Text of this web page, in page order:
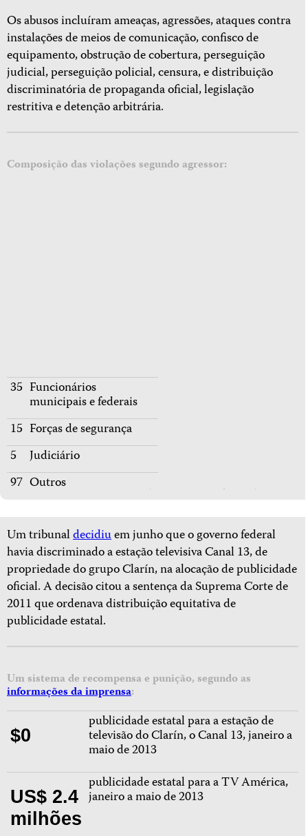
Os abusos incluíram ameaças, agressões, ataques contra
instalações de meios de comunicação, confisco de
equipamento, obstrução de cobertura, perseguição
judicial, perseguição policial, censura, e distribuição
discriminatória de propaganda oficial, legislação
restritiva e detenção arbitrária.
Composição das violações segundo agressor:
35 Funcionários
municipais e federais
15 Forças de segurança
5
Judiciário
97 Outros
Um tribunaldecidiuem junho que o governo federal
havia discriminado a estação televisiva Canal 13, de
propriedade do grupo Clarín, na alocação de publicidade
oficial. A decisão citou a sentença da Suprema Corte de
2011 que ordenava distribuição equitativa de
publicidade estatal.
Um sistema de recompensa e punição, segundo as
informações da imprensa:
$0
publicidade estatal para a estação de
televisão do Clarín, o Canal 13, janeiro a
maio de 2013
US$ 2.4
milhões
publicidade estatal para a TV América,
janeiro a maio de 2013